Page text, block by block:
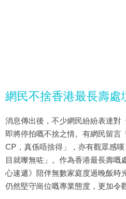
網民不捨香港最長壽處
消息傳出後，不少網民紛紛表達對
即將停拍嘅不捨之情。有網民留言
CP，真係唔捨得」，亦有觀眾感
目就嚟無咗」。作為香港最長壽嘅
心速遞》陪伴無數家庭度過晚飯時
仍然堅守崗位嘅專業態度，更加令